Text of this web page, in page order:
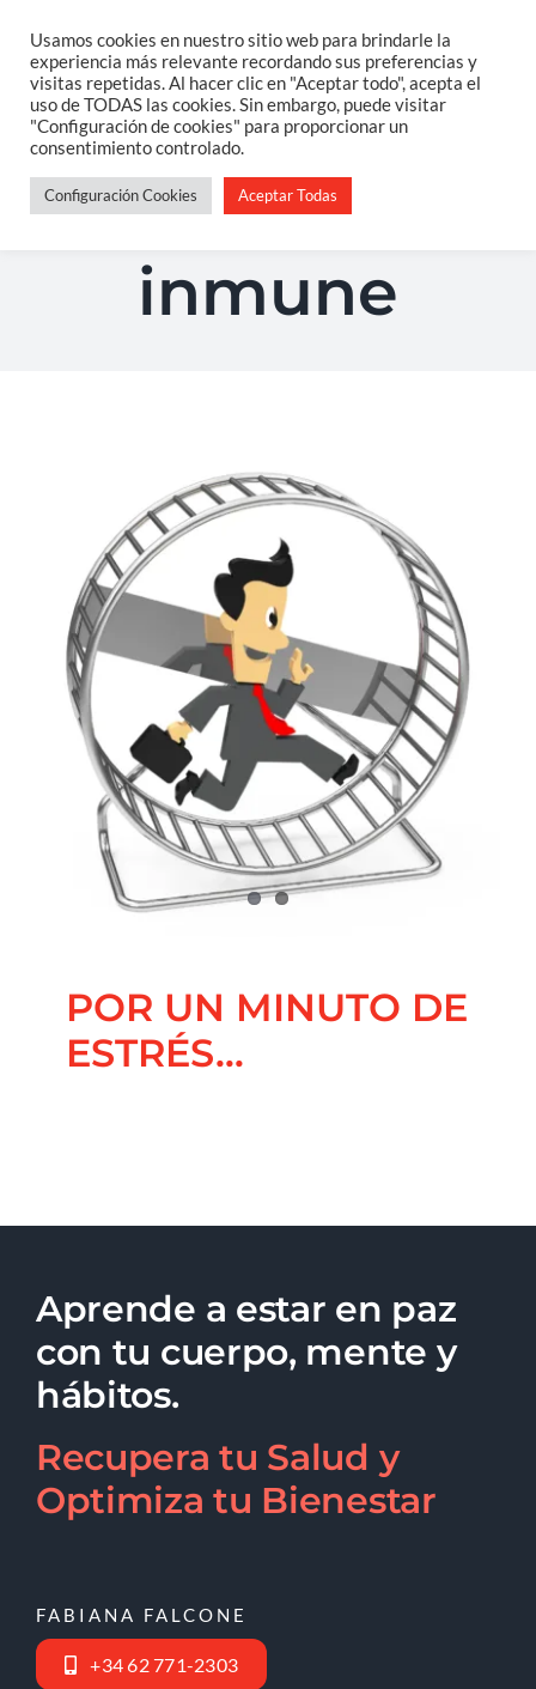
contenido
Home
Sobre Mi
Salud Integrativa
Contacto
sistema
inmune
POR UN MINUTO DE
ESTRÉS…
Blog Coaching Nutricional Nutrición Principal Salud
Integrativa
POR UN MINUTO DE
ESTRÉS…
Aprende a estar en paz
con tu cuerpo, mente y
hábitos.
Recupera tu Salud y
Optimiza tu Bienestar
FABIANA FALCONE
+34 62 771-2303
Usamos cookies en nuestro sitio web para brindarle la
experiencia más relevante recordando sus preferencias y
visitas repetidas. Al hacer clic en "Aceptar todo", acepta el
uso de TODAS las cookies. Sin embargo, puede visitar
"Configuración de cookies" para proporcionar un
consentimiento controlado.
Configuración Cookies Aceptar Todas